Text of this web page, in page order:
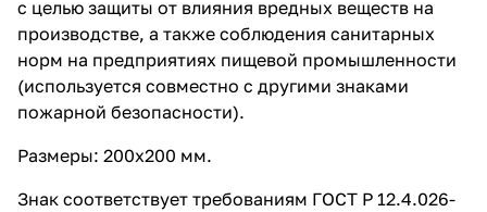
с целью защиты от влияния вредных веществ на
производстве, а также соблюдения санитарных
норм на предприятиях пищевой промышленности
(используется совместно с другими знаками
пожарной безопасности).
Размеры: 200х200 мм.
Знак соответствует требованиям ГОСТ Р 12.4.026-